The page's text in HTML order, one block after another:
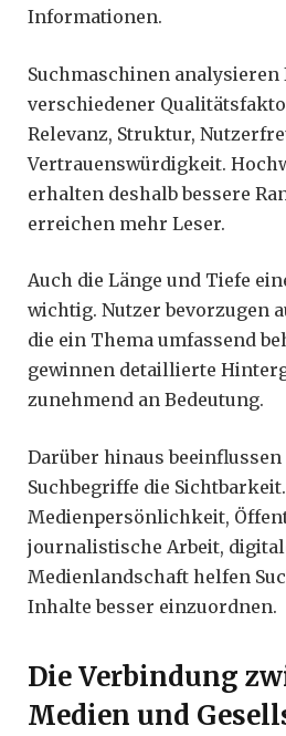
Informationen.
Suchmaschinen
verschiedener
Relevanz, Struktur,
Vertrauenswürdigkeit.
erhalten deshalb bessere
erreichen mehr Leser.
Auch die Länge und Tiefe
wichtig. Nutzer bevorzugen
die ein Thema umfassend
gewinnen detaillierte
zunehmend an Bedeutung.
Darüber hinaus
Suchbegriffe die
Medienpersönlichkeit,
journalistische Arbeit,
Medienlandschaft helfen
Inhalte besser einzuordnen.
Die Verbindung
Medien und